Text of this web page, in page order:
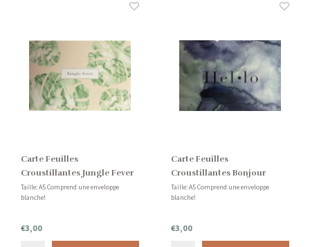
Carte Feuilles
Croustillantes Jungle Fever
Taille: A5 Comprend une enveloppe
blanche!
€3,00
Carte Feuilles
Croustillantes Bonjour
Taille: A5 Comprend une enveloppe
blanche!
€3,00